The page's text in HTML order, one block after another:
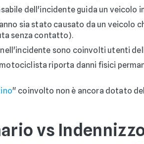
dell'incidente guida un veicolo
sia stato causato da un veicolo
senza contatto).
sono coinvolti utenti
riporta danni fisici
" coinvolto non è ancora dotato
vs